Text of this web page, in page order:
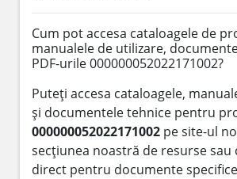
Cum pot accesa cataloagele de
manualele de utilizare,
PDF-urile 000000052022171002?
Puteți accesa cataloagele,
și documentele tehnice pentru
000000052022171002 pe site-ul
secțiunea noastră de resurse
direct pentru documente